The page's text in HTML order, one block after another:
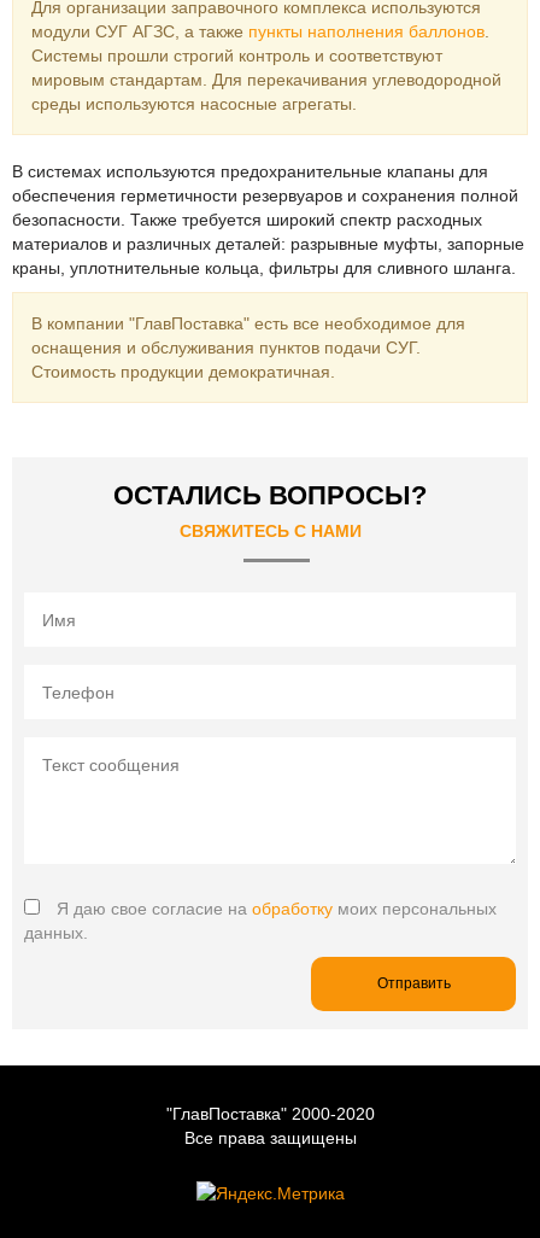
Для организации заправочного комплекса используются
модули СУГ АГЗС, а также пункты наполнения баллонов
Системы прошли строгий контроль и соответствуют
мировым стандартам. Для перекачивания углеводородной
среды используются насосные агрегаты.
В системах используются предохранительные клапаны для
обеспечения герметичности резервуаров и сохранения полной
безопасности. Также требуется широкий спектр расходных
материалов и различных деталей: разрывные муфты, запорные
краны, уплотнительные кольца, фильтры для сливного шланга.
В компании "ГлавПоставка" есть все необходимое для
оснащения и обслуживания пунктов подачи СУГ.
Стоимость продукции демократичная.
ОСТАЛИСЬ ВОПРОСЫ?
СВЯЖИТЕСЬ С НАМИ
Я даю свое согласие на обработку моих персональных
данных.
Отправить
"ГлавПоставка" 2000-2020
Все права защищены